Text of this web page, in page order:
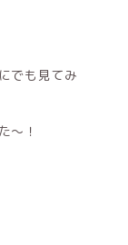
でも見てみ
〜！